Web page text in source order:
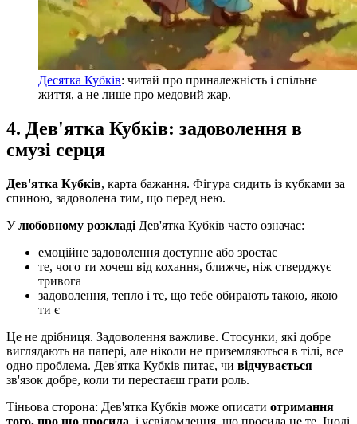
Десятка Кубків: читай про приналежність і спільне
життя, а не лише про медовий жар.
4. Дев'ятка Кубків: задоволення в
смузі серця
Дев'ятка Кубків, карта бажання. Фігура сидить із кубками за
спиною, задоволена тим, що перед нею.
Улюбовному розкладі Дев'ятка Кубків часто означає:
емоційне задоволення доступне або зростає
те, чого ти хочеш від кохання, ближче, ніж стверджує
тривога
задоволення, тепло і те, що тебе обирають такою, якою
ти є
Це не дрібниця. Задоволення важливе. Стосунки, які добре
виглядають на папері, але ніколи не приземляються в тілі, все
одно проблема. Дев'ятка Кубків питає, чи відчувається
зв'язок добре, коли ти перестаєш грати роль.
Тіньова сторона: Дев'ятка Кубків може описати отримання
того, про що просила, і усвідомлення, що просила не те. Іноді